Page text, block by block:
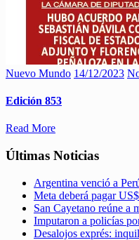
Nuevo Mundo 14/12/2023
Edición 853
Read More
Últimas Noticias
Argentina venció a
Meta deberá pagar
San Cayetano reúne a
Imputaron a policías
Desalojos exprés: